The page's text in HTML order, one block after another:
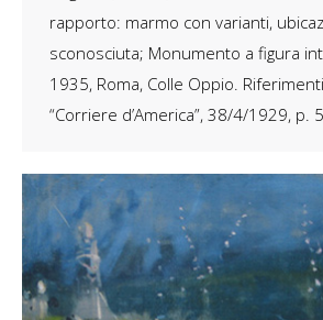
rapporto: marmo con varianti,
sconosciuta; Monumento a figura
1935, Roma, Colle Oppio.
“Corriere d’America”, 38/4/1929, p.